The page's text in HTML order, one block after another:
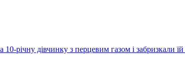
10-річну дівчинку з перцевим газом і забризкали